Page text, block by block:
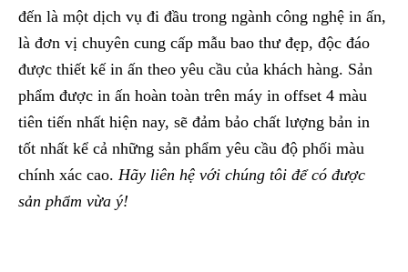
đến là một dịch vụ đi đầu trong ngành công nghệ in ấn,
là đơn vị chuyên cung cấp mẫu bao thư đẹp, độc đáo
được thiết kế in ấn theo yêu cầu của khách hàng. Sản
phẩm được in ấn hoàn toàn trên máy in offset 4 màu
tiên tiến nhất hiện nay, sẽ đảm bảo chất lượng bản in
tốt nhất kể cả những sản phẩm yêu cầu độ phối màu
chính xác cao. Hãy liên hệ với chúng tôi để có được
sản phẩm vừa ý!